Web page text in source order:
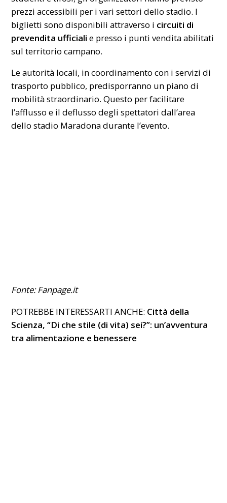
prezzi accessibili per i vari settori dello stadio. I
biglietti sono disponibili attraverso i circuiti di
prevendita ufficiali e presso i punti vendita abilitati
sul territorio campano.
Le autorità locali, in coordinamento con i servizi di
trasporto pubblico, predisporranno un piano di
mobilità straordinario. Questo per facilitare
l’afflusso e il deflusso degli spettatori dall’area
dello stadio Maradona durante l’evento.
Fonte: Fanpage.it
POTREBBE INTERESSARTI ANCHE: Città della
Scienza, “Di che stile (di vita) sei?”: un’avventura
tra alimentazione e benessere